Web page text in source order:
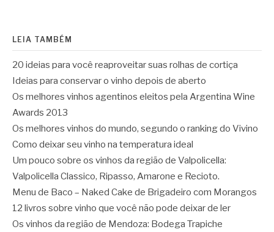
LEIA TAMBÉM
20 ideias para você reaproveitar suas rolhas de cortiça
Ideias para conservar o vinho depois de aberto
Os melhores vinhos agentinos eleitos pela Argentina Wine
Awards 2013
Os melhores vinhos do mundo, segundo o ranking do Vivino
Como deixar seu vinho na temperatura ideal
Um pouco sobre os vinhos da região de Valpolicella:
Valpolicella Classico, Ripasso, Amarone e Recioto.
Menu de Baco – Naked Cake de Brigadeiro com Morangos
12 livros sobre vinho que você não pode deixar de ler
Os vinhos da região de Mendoza: Bodega Trapiche